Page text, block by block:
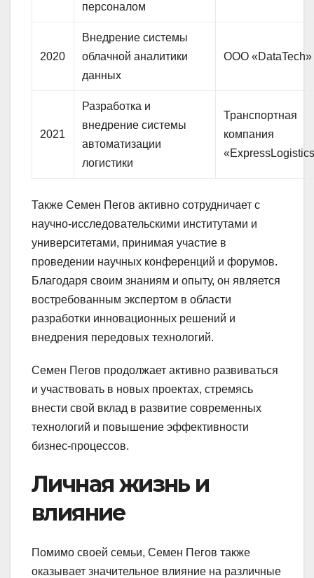
персоналом
2020
Внедрение системы
облачной аналитики
данных
ООО «DataTech»
2021
Разработка и
внедрение системы
автоматизации
логистики
Транспортная
компания
Также Семен Пегов активно сотрудничает с
научно-исследовательскими институтами и
университетами, принимая участие в
проведении научных конференций и форумов.
Благодаря своим знаниям и опыту, он является
востребованным экспертом в области
разработки инновационных решений и
внедрения передовых технологий.
Семен Пегов продолжает активно развиваться
и участвовать в новых проектах, стремясь
внести свой вклад в развитие современных
технологий и повышение эффективности
бизнес-процессов.
Личная жизнь и
влияние
Помимо своей семьи, Семен Пегов также
оказывает значительное влияние на различные